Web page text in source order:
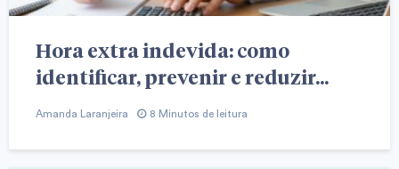
Hora extra indevida: como
identificar, prevenir e reduzir...
Amanda Laranjeira 8 Minutos de leitura